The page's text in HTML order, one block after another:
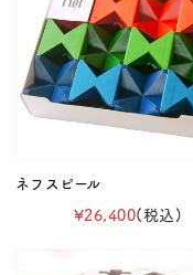
ネフスピール
¥26,400(税込)